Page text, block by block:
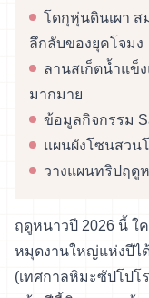
โดกุหุ่นดินเผา
ลึกลับของยุคโจมง
ลานสเก็ตน้ำแข็
มากมาย
ข้อมูลกิจกรรม
แผนผังโซนสวน
วางแผนทริปฤดู
ฤดูหนาวปี 2026 นี้ ใ
หมุดงานใหญ่แห่งปีได้
(เทศกาลหิมะซัปโปโ